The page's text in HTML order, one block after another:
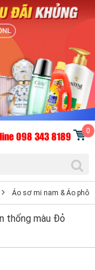
098 343 8189 0
Áo sơ mi nam & Áo
thống màu Đỏ